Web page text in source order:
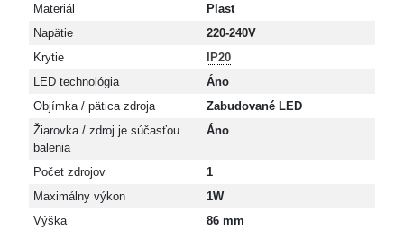
Materiál
Plast
Napätie
220-240V
Krytie
IP20
LED technológia
Áno
Objímka / pätica zdroja
Zabudované LED
Žiarovka / zdroj je súčasťou
balenia
Áno
Počet zdrojov
1
Maximálny výkon
1W
Výška
86 mm